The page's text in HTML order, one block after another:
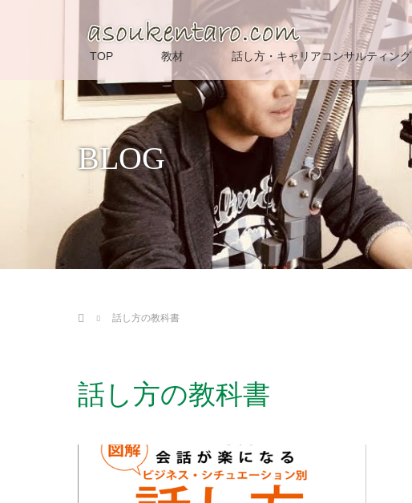
TOP 教材 話し方・キャリアコンサルティング
BLOG
話し方の教科書
話し方の教科書